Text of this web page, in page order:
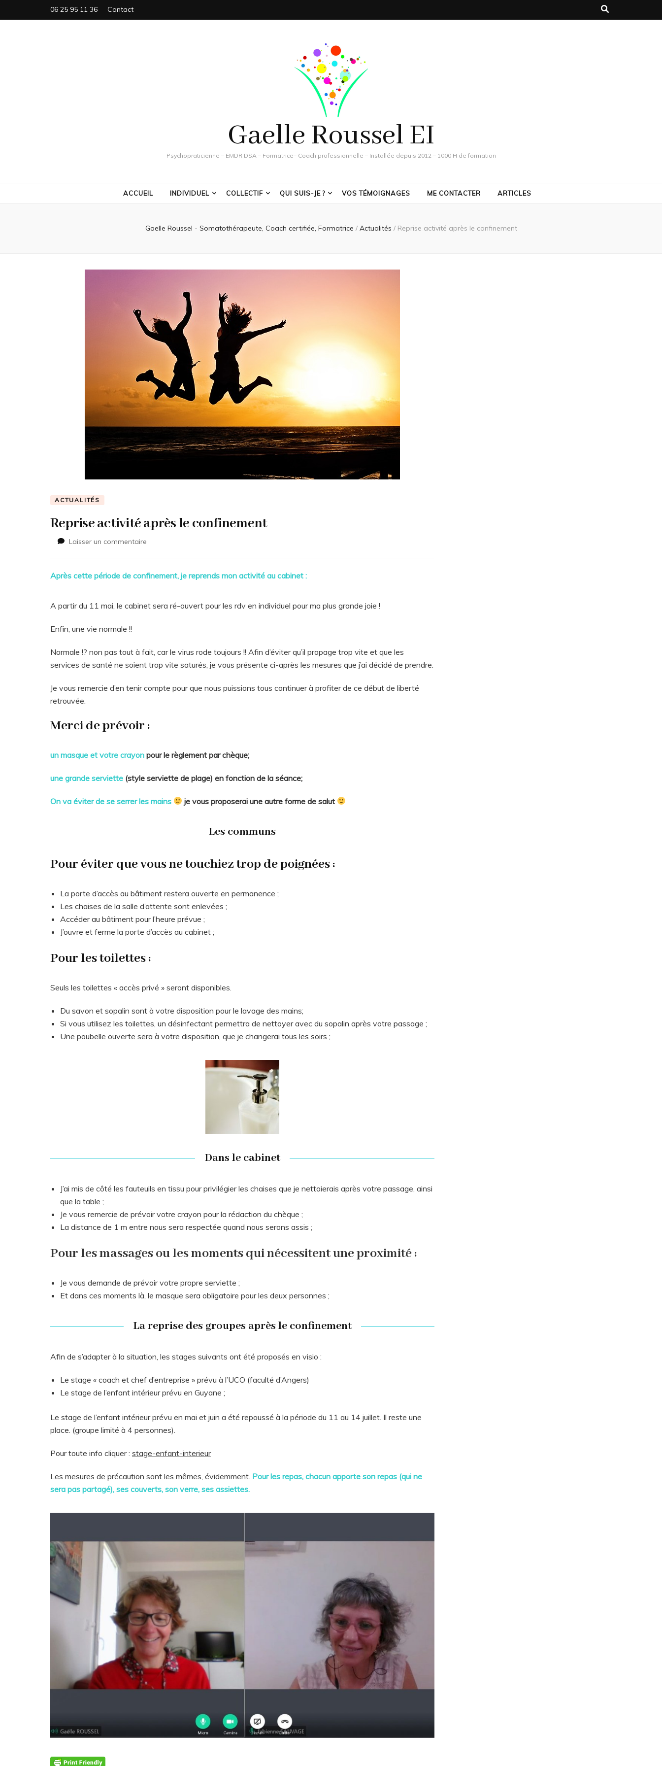
06 25 95 11 36 Contact
Gaelle Roussel EI
Psychopraticienne – EMDR DSA – Formatrice– Coach professionnelle – Installée depuis 2012 – 1000 H de formation
ACCUEIL INDIVIDUEL COLLECTIF QUI SUIS-JE ? VOS TÉMOIGNAGES ME CONTACTER ARTICLES
Gaelle Roussel - Somatothérapeute, Coach certifiée, Formatrice / Actualités / Reprise activité après le confinement
ACTUALITÉS
Reprise activité après le confinement
Laisser un commentaire
après
Après cette période de confinement, je reprends mon activité au cabinet :
A partir du 11 mai, le cabinet sera ré-ouvert pour les rdv en individuel pour ma plus grande joie !
Enfin, une vie normale !!
Normale !? non pas tout à fait, car le virus rode toujours !! Afin d’éviter qu’il propage trop vite et que les
services de santé ne soient trop vite saturés, je vous présente ci-après les mesures que j’ai décidé de prendre.
Je vous remercie d’en tenir compte pour que nous puissions tous continuer à profiter de ce début de liberté
retrouvée.
Merci de prévoir :
un masque et votre crayon pour le règlement par chèque;
une grande serviette (style serviette de plage) en fonction de la séance;
On va éviter de se serrer les mains je vous proposerai une autre forme de salut
Les communs
Pour éviter que vous ne touchiez trop de poignées :
La porte d’accès au bâtiment restera ouverte en permanence ;
Les chaises de la salle d’attente sont enlevées ;
Accéder au bâtiment pour l’heure prévue ;
J’ouvre et ferme la porte d’accès au cabinet ;
Pour les toilettes :
Seuls les toilettes « accès privé » seront disponibles.
Du savon et sopalin sont à votre disposition pour le lavage des mains;
Si vous utilisez les toilettes, un désinfectant permettra de nettoyer avec du sopalin après votre passage ;
Une poubelle ouverte sera à votre disposition, que je changerai tous les soirs ;
Dans le cabinet
J’ai mis de côté les fauteuils en tissu pour privilégier les chaises que je nettoierais après votre passage, ainsi
que la table ;
Je vous remercie de prévoir votre crayon pour la rédaction du chèque ;
La distance de 1 m entre nous sera respectée quand nous serons assis ;
Pour les massages ou les moments qui nécessitent une proximité :
Je vous demande de prévoir votre propre serviette ;
Et dans ces moments là, le masque sera obligatoire pour les deux personnes ;
La reprise des groupes après le confinement
Afin de s’adapter à la situation, les stages suivants ont été proposés en visio :
Le stage « coach et chef d’entreprise » prévu à l’UCO (faculté d’Angers)
Le stage de l’enfant intérieur prévu en Guyane ;
Le stage de l’enfant intérieur prévu en mai et juin a été repoussé à la période du 11 au 14 juillet. Il reste une
place. (groupe limité à 4 personnes).
Pour toute info cliquer : stage-enfant-interieur
Les mesures de précaution sont les mêmes, évidemment. Pour les repas, chacun apporte son repas (qui ne
sera pas partagé), ses couverts, son verre, ses assiettes.